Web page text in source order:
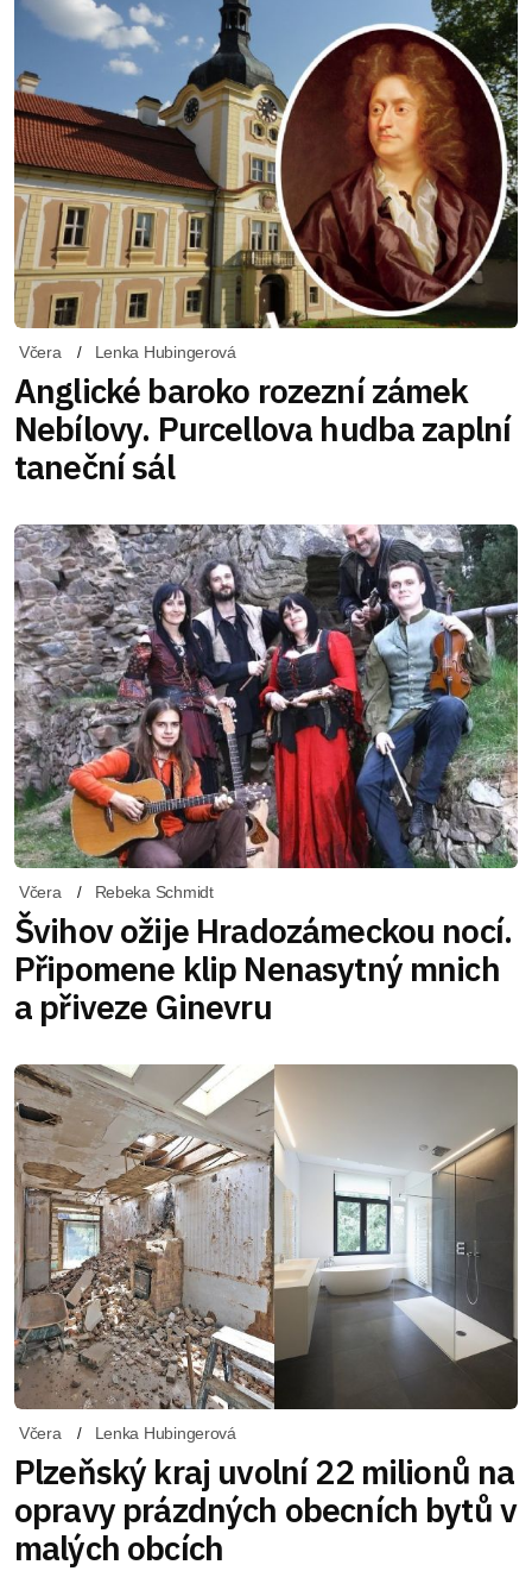
Včera Lenka Hubingerová
Anglické baroko rozezní zámek
Nebílovy. Purcellova hudba zaplní
taneční sál
Včera Rebeka Schmidt
Švihov ožije Hradozámeckou nocí.
Připomene klip Nenasytný mnich
a přiveze Ginevru
Včera Lenka Hubingerová
Plzeňský kraj uvolní 22 milionů na
opravy prázdných obecních bytů v
malých obcích